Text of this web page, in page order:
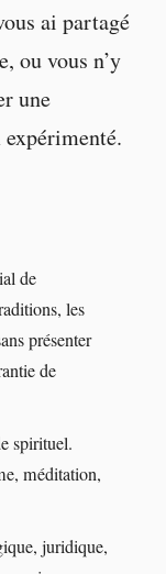
ai partagé
ou vous n’y
une
de
les
présenter
de
spirituel.
méditation,
juridique,